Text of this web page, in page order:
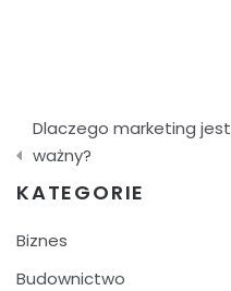
Nawigacja
wpisu
Dlaczego marketing jest
ważny?
KATEGORIE
Biznes
Budownictwo